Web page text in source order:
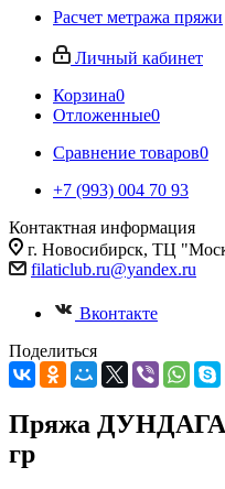
Расчет метража пряжи
Личный кабинет
Корзина0
Отложенные0
Сравнение товаров0
+7 (993) 004 70 93
Контактная информация
г. Новосибирск, ТЦ
filaticlub.ru@yandex.ru
Вконтакте
Поделиться
Пряжа ДУНДАГА
гр